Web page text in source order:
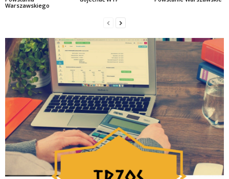
Warszawskiego